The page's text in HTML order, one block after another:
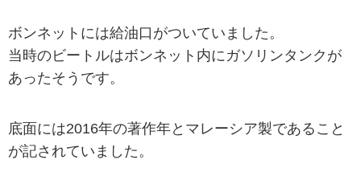
ボンネットには給油口がついていました。
当時のビートルはボンネット内にガソリンタンクが
あったそうです。
底面には2016年の著作年とマレーシア製であること
が記されていました。